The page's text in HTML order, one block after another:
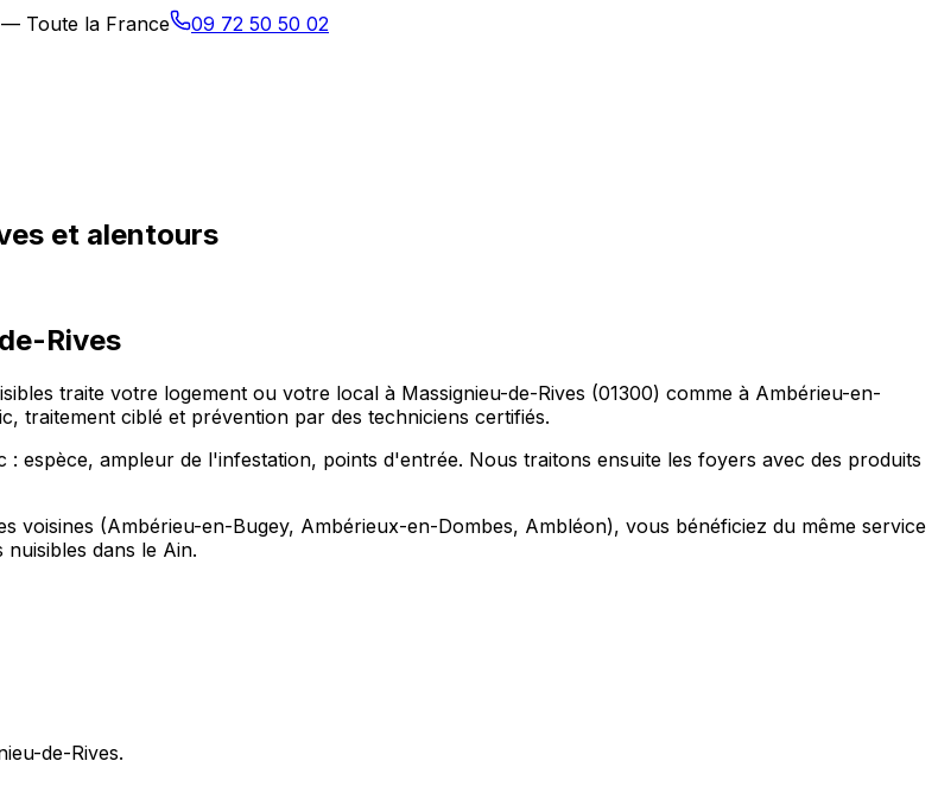
— Toute la France 09 72 50 50 02
et alentours
Rives
traite votre logement ou votre local à Massignieu-de-Rives (01300) comme à Ambérieu-en-
traitement ciblé et prévention par des techniciens certifiés.
espèce, ampleur de l'infestation, points d'entrée. Nous traitons ensuite les foyers avec des produits
voisines (Ambérieu-en-Bugey, Ambérieux-en-Dombes, Ambléon), vous bénéficiez du même service
dans le Ain.
de-Rives.